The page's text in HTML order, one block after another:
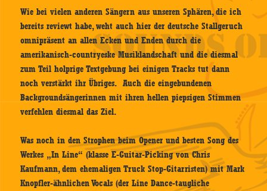
Wie bei vielen anderen Sängern aus unseren Sphären, die ich
bereits reviewt habe, weht auch hier der deutsche Stallgeruch
omnipräsent an allen Ecken und Enden durch die
amerikanisch-countryeske Musiklandschaft und die diesmal
zum Teil holprige Textgebung bei einigen Tracks tut dann
noch verstärkt ihr Übriges. Auch die eingebundenen
Backgroundsängerinnen mit ihren hellen piepsigen Stimmen
verfehlen diesmal das Ziel.
Was noch in den Strophen beim Opener und besten Song des
Werkes „In Line“ (klasse E-Guitar-Picking von Chris
Kaufmann, dem ehemaligen Truck Stop-Gitarristen) mit Mark
Knopfler-ähnlichen Vocals (der Line Dance-taugliche